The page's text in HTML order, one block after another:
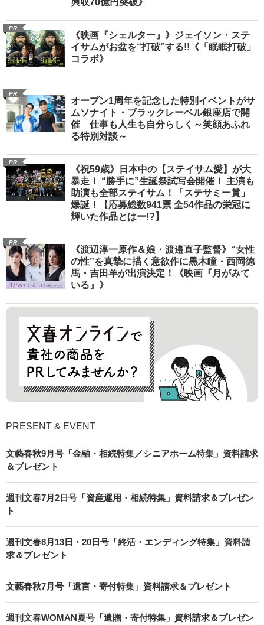
興収70億円突破》
PR
《映画『シェルター』》ジェイソン・ステ
イサムがお盆を“打破”する!!《「眠眠打破」
コラボ》
PR
オープン1周年を記念した特別イベントがサ
ムソナイト・ブラックレーベル銀座店で開
催 仕事も人生も自分らしく～笑顔あふれ
る特別対談～
PR
《祝59歳》日本中の【ステイサム愛】が大
暴走！ “勝手に”生誕祭試写会開催！ 主演も
助演も全部ステイサム！「ステサミー賞」
爆誕！【応募総数941票 全54作品の栄冠に
輝いた作品とはー!?】
PR
《渡辺淳一原作＆娘・渡邉直子監督》“女性
の性”を真摯に描く意欲作に黒木瞳・西岡德
馬・吉田羊が出演決定！《映画『月がみて
いる』》
PRESENT & EVENT
文藝春秋9月号「金融・相続特集／シニアホーム特集」資料請求
＆プレゼント
週刊文春7月2日号「資産運用・相続特集」資料請求＆プレゼン
ト
週刊文春8月13日・20日号「終活・エンディング特集」資料請
求＆プレゼント
文藝春秋7月号「遺言・寄付特集」資料請求＆プレゼント
週刊文春WOMAN夏号「遺贈・寄付特集」資料請求＆プレゼン